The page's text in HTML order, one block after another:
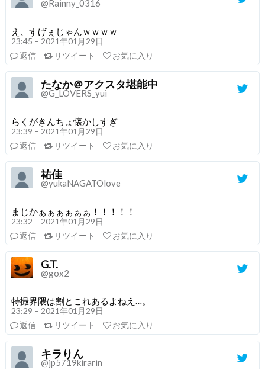
@Rainny_0316
え、すげぇじゃんｗｗｗｗ
23:45 – 2021年01月29日
返信
リツイート お気に入り
たなか＠アクスタ堪能中
@G_LOVERS_yui
らくがきんちょ懐かしすぎ
23:39 – 2021年01月29日
返信
リツイート お気に入り
祐佳
@yukaNAGATOlove
まじかぁぁぁぁぁぁ！！！！！
23:32 – 2021年01月29日
返信
リツイート お気に入り
G.T.
@gox2
特撮界隈は割とこれあるよねえ…。
23:29 – 2021年01月29日
返信
リツイート お気に入り
キラりん
@jp5719kirarin